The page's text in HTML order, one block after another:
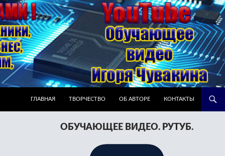
ГЛАВНАЯ
ТВОРЧЕСТВО ОБ АВТОРЕ КОНТАКТЫ
ОБУЧАЮЩЕЕ ВИДЕО. РУТУБ.